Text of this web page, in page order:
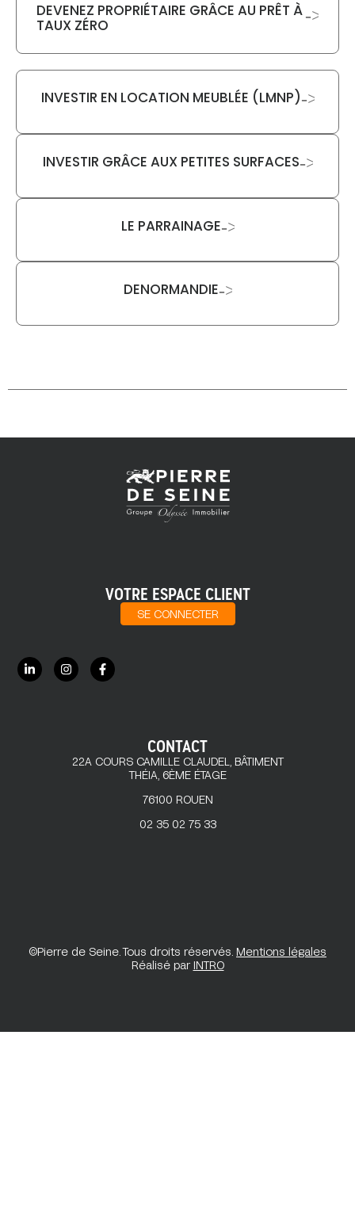
->
DEVENEZ PROPRIÉTAIRE GRÂCE AU PRÊT À
TAUX ZÉRO
->
INVESTIR EN LOCATION MEUBLÉE (LMNP)
->
INVESTIR GRÂCE AUX PETITES SURFACES
->
LE PARRAINAGE
->
DENORMANDIE
VOTRE ESPACE CLIENT
SE CONNECTER
CONTACT
22A COURS CAMILLE CLAUDEL, BÂTIMENT
THÉIA, 6ÈME ÉTAGE
76100 ROUEN
02 35 02 75 33
©Pierre de Seine. Tous droits réservés. Mentions légales
Réalisé par INTRO